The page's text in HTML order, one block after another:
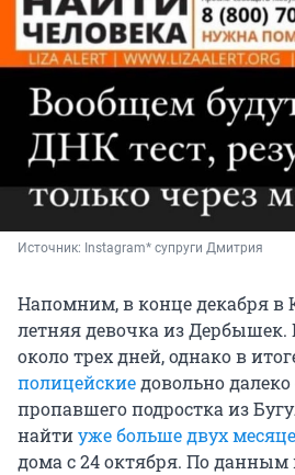
Источник: Instagram* супруги Дмитрия
Напомним, в конце декабря в
летняя девочка из Дербышек.
около трех дней, однако в
полицейскиедовольно
пропавшего подростка из
найтиуже больше двух
дома с 24 октября. По данным